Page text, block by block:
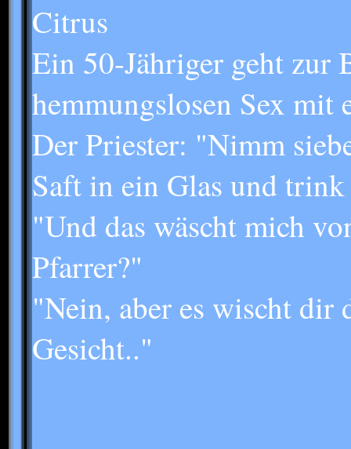
Citrus
Ein 50-Jähriger geht zur
hemmungslosen Sex mit
Der Priester: "Nimm
Saft in ein Glas und
"Und das wäscht mich
Pfarrer?"
"Nein, aber es wischt dir
Gesicht.."